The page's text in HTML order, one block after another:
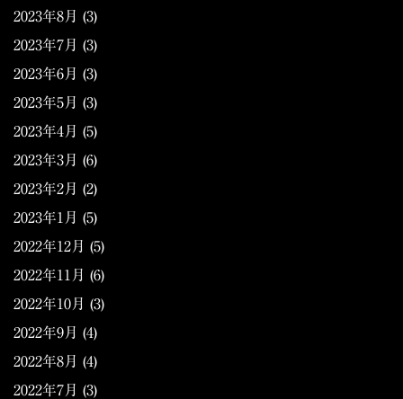
2023年8月 (3)
2023年7月 (3)
2023年6月 (3)
2023年5月 (3)
2023年4月 (5)
2023年3月 (6)
2023年2月 (2)
2023年1月 (5)
2022年12月 (5)
2022年11月 (6)
2022年10月 (3)
2022年9月 (4)
2022年8月 (4)
2022年7月 (3)